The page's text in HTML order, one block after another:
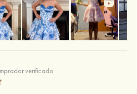
verificado